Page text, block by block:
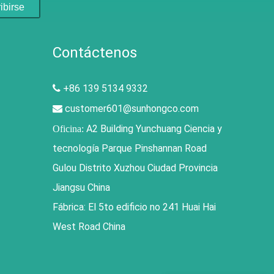
Contáctenos
 +86 139 5134 9332
 customer601@sunhongco.com
Oficina: A2 Building Yunchuang Ciencia y
tecnología Parque Pinshannan Road
Gulou Distrito Xuzhou Ciudad Provincia
Jiangsu China
Fábrica: El 5to edificio no 241 Huai Hai
West Road China